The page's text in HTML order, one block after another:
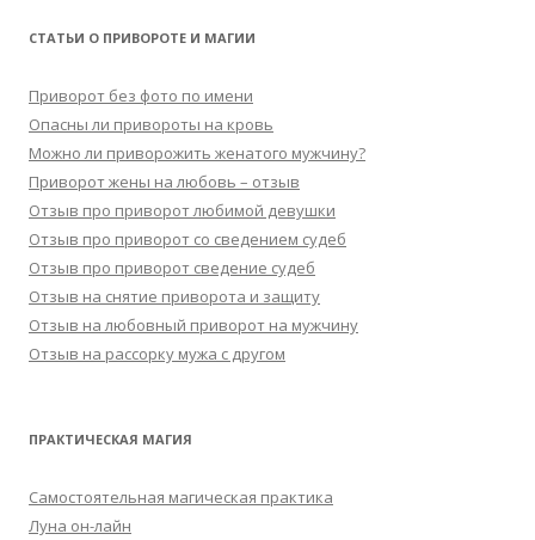
СТАТЬИ О ПРИВОРОТЕ И МАГИИ
Приворот без фото по имени
Опасны ли привороты на кровь
Можно ли приворожить женатого мужчину?
Приворот жены на любовь – отзыв
Отзыв про приворот любимой девушки
Отзыв про приворот со сведением судеб
Отзыв про приворот сведение судеб
Отзыв на снятие приворота и защиту
Отзыв на любовный приворот на мужчину
Отзыв на рассорку мужа с другом
ПРАКТИЧЕСКАЯ МАГИЯ
Самостоятельная магическая практика
Луна он-лайн